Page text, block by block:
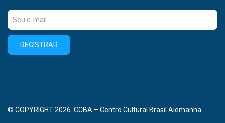
REGISTRAR
© COPYRIGHT 2026. CCBA – Centro Cultural Brasil Alemanha